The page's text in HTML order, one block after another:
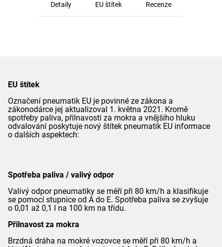
Detaily EU štítek Recenze
EU štítek
Označení pneumatik EU je povinné ze zákona a
zákonodárce jej aktualizoval 1. května 2021. Kromě
spotřeby paliva, přilnavosti za mokra a vnějšího hluku
odvalování poskytuje nový štítek pneumatik EU informace
o dalších aspektech:
Spotřeba paliva / valivý odpor
Valivý odpor pneumatiky se měří při 80 km/h a klasifikuje
se pomocí stupnice od A do E. Spotřeba paliva se zvyšuje
o 0,01 až 0,1 l na 100 km na třídu.
Přilnavost za mokra
Brzdná dráha na mokré vozovce se měří při 80 km/h a